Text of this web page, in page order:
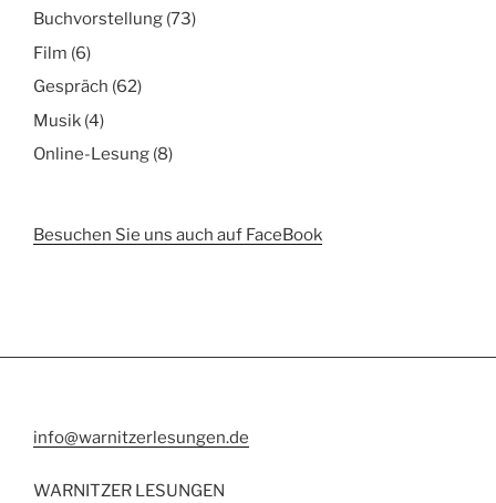
Buchvorstellung (73)
Film (6)
Gespräch (62)
Musik (4)
Online-Lesung (8)
Besuchen Sie uns auch auf FaceBook
info@warnitzerlesungen.de
WARNITZER LESUNGEN